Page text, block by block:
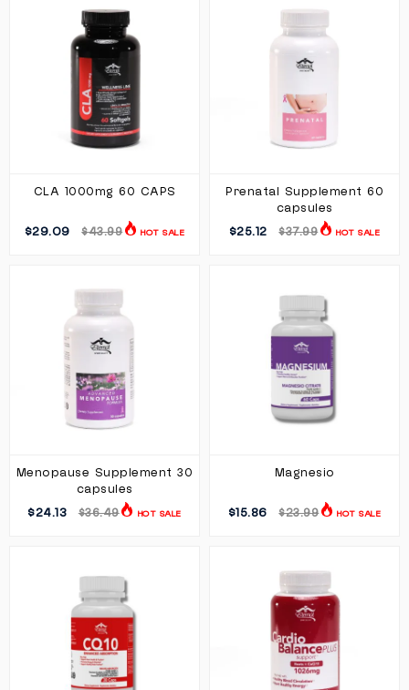
CLA 1000mg 60 CAPS
$29.09 $43.99 HOT SALE
Prenatal Supplement 60
capsules
$25.12 $37.99 HOT SALE
Menopause Supplement 30
capsules
$24.13 $36.49 HOT SALE
Magnesio
$15.86 $23.99 HOT SALE